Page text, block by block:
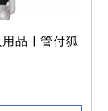
品 | 管付狐